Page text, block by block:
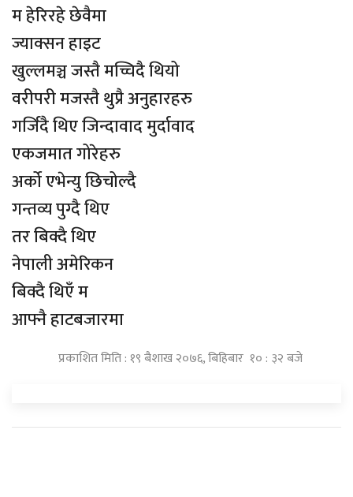
म हेरिरहे छेवैमा
ज्याक्सन हाइट
खुल्लमञ्च जस्तै मच्चिदै थियो
वरीपरी मजस्तै थुप्रै अनुहारहरु
गर्जिदै थिए जिन्दावाद मुर्दावाद
एकजमात गोरेहरु
अर्को एभेन्यु छिचोल्दै
गन्तव्य पुग्दै थिए
तर बिक्दै थिए
नेपाली अमेरिकन
बिक्दै थिएँ म
आफ्नै हाटबजारमा
प्रकाशित मिति : १९ बैशाख २०७६, बिहिबार १० : ३२ बजे